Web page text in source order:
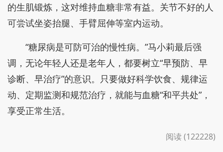
的生肌锻炼，这对维持血糖非常有益。关节不好的人
可尝试坐姿抬腿、手臂屈伸等室内运动。
“糖尿病是可防可治的慢性病。”马小莉最后强
调，无论年轻人还是老年人，都要树立“早预防、早
诊断、早治疗”的意识。只要做好科学饮食、规律运
动、定期监测和规范治疗，就能与血糖“和平共处”，
享受正常生活。
阅读 (122228)